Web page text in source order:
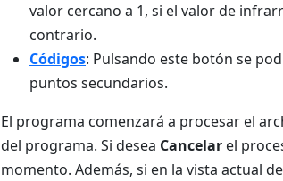
valor cercano a 1, si el valor de
contrario.
Códigos: Pulsando este botón se
puntos secundarios.
El programa comenzará a procesar el
del programa. Si desea Cancelar el
momento. Además, si en la vista actual